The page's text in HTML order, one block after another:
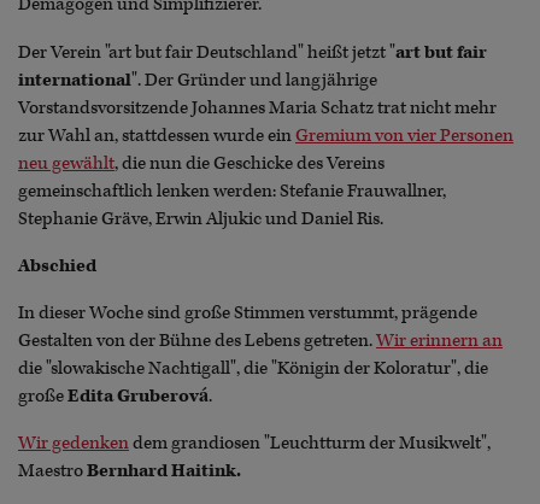
Demagogen und Simplifizierer."
Der Verein "art but fair Deutschland" heißt jetzt "art but fair
international". Der Gründer und langjährige
Vorstandsvorsitzende Johannes Maria Schatz trat nicht mehr
zur Wahl an, stattdessen wurde einGremium von vier Personen
neu gewählt, die nun die Geschicke des Vereins
gemeinschaftlich lenken werden: Stefanie Frauwallner,
Stephanie Gräve, Erwin Aljukic und Daniel Ris.
Abschied
In dieser Woche sind große Stimmen verstummt, prägende
Gestalten von der Bühne des Lebens getreten.Wir erinnern an
die "slowakische Nachtigall", die "Königin der Koloratur", die
großeEdita Gruberová.
Wir gedenkendem grandiosen "Leuchtturm der Musikwelt",
MaestroBernhard Haitink.